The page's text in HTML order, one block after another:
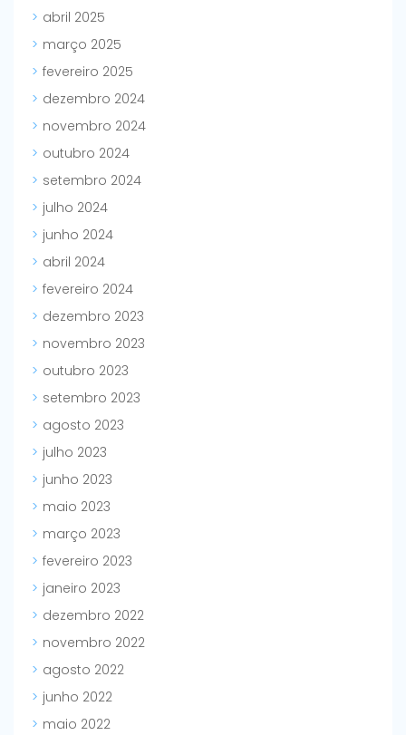
abril 2025
março 2025
fevereiro 2025
dezembro 2024
novembro 2024
outubro 2024
setembro 2024
julho 2024
junho 2024
abril 2024
fevereiro 2024
dezembro 2023
novembro 2023
outubro 2023
setembro 2023
agosto 2023
julho 2023
junho 2023
maio 2023
março 2023
fevereiro 2023
janeiro 2023
dezembro 2022
novembro 2022
agosto 2022
junho 2022
maio 2022